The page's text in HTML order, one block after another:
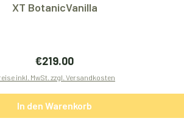
XT BotanicVanilla
Regulärer Preis:
€219.00
inkl. MwSt. zzgl. Versandkosten
In den Warenkorb